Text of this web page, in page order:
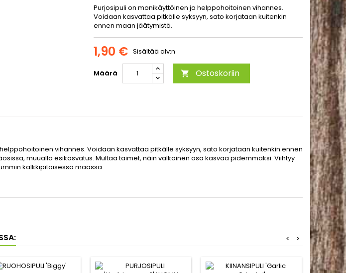
Purjosipuli on monikäyttöinen ja helppohoitoinen vihannes.
Voidaan kasvattaa pitkälle syksyyn, sato korjataan kuitenkin
ennen maan jäätymistä.
1,90 € Sisältää alv:n
Määrä  Ostoskoriin
vihannes. Voidaan kasvattaa pitkälle syksyyn, sato korjataan kuitenkin ennen
muualla esikasvatus. Multaa taimet, näin valkoinen osa kasvaa pidemmäksi. Viihtyy
kalkkipitoisessa maassa.
>
<